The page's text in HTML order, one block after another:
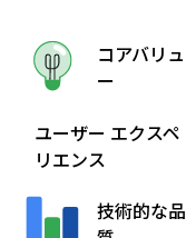
コアバリュ
ー
ユーザー エクスペ
リエンス
技術的な品